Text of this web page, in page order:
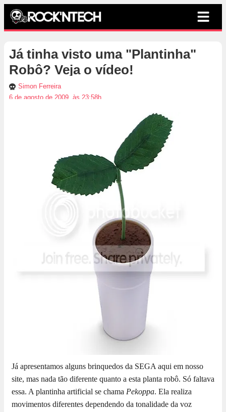
Já tinha visto uma "Plantinha"
Robô? Veja o vídeo!
Simon Ferreira
6 de agosto de 2009, às 23:58h
Já apresentamos alguns brinquedos da SEGA aqui em nosso
site, mas nada tão diferente quanto a esta planta robô. Só faltava
essa. A plantinha artificial se chama Pekoppa. Ela realiza
movimentos diferentes dependendo da tonalidade da voz